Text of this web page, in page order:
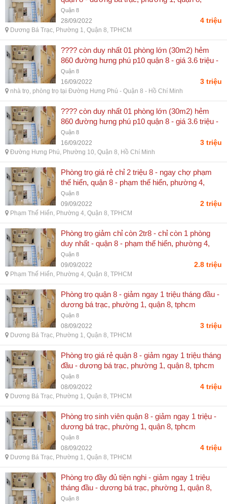
tphcm
Quận 8
28/09/2022 4 triệu
Dương Bá Trạc, Phường 1, Quận 8, TPHCM
???? còn duy nhất 01 phòng lớn (30m2) hẻm
860 đường hưng phú p10 quận 8 - giá 3.6 triệu -
774 hưng phú, p10, quận 8
Quận 8
16/09/2022 3 triệu
nhà trọ, phòng trọ tại Đường Hưng Phú - Quận 8 - Hồ Chí Minh
???? còn duy nhất 01 phòng lớn (30m2) hẻm
860 đường hưng phú p10 quận 8 - giá 3.6 triệu -
đường hưng phú, phường 10, quận 8, hồ chí
minh
Quận 8
16/09/2022 3 triệu
Đường Hưng Phú, Phường 10, Quận 8, Hồ Chí Minh
Phòng trọ giá rẻ chỉ 2 triệu 8 - ngay chợ phạm
thế hiển, quận 8 - phạm thế hiển, phường 4,
quận 8, tphcm
Quận 8
09/09/2022 2 triệu
Phạm Thế Hiển, Phường 4, Quận 8, TPHCM
Phòng trọ giảm chỉ còn 2tr8 - chỉ còn 1 phòng
duy nhất - quận 8 - phạm thế hiển, phường 4,
quận 8, tphcm
Quận 8
09/09/2022 2.8 triệu
Phạm Thế Hiển, Phường 4, Quận 8, TPHCM
Phòng trọ quận 8 - giảm ngay 1 triệu tháng đầu -
dương bá trạc, phường 1, quận 8, tphcm
Quận 8
08/09/2022 3 triệu
Dương Bá Trạc, Phường 1, Quận 8, TPHCM
Phòng trọ giá rẻ quận 8 - giảm ngay 1 triệu tháng
đầu - dương bá trạc, phường 1, quận 8, tphcm
Quận 8
08/09/2022 4 triệu
Dương Bá Trạc, Phường 1, Quận 8, TPHCM
Phòng trọ sinh viên quận 8 - giảm ngay 1 triệu -
dương bá trạc, phường 1, quận 8, tphcm
Quận 8
08/09/2022 4 triệu
Dương Bá Trạc, Phường 1, Quận 8, TPHCM
Phòng trọ đầy đủ tiện nghi - giảm ngay 1 triệu
tháng đầu - dương bá trạc, phường 1, quận 8,
tphcm
Quận 8